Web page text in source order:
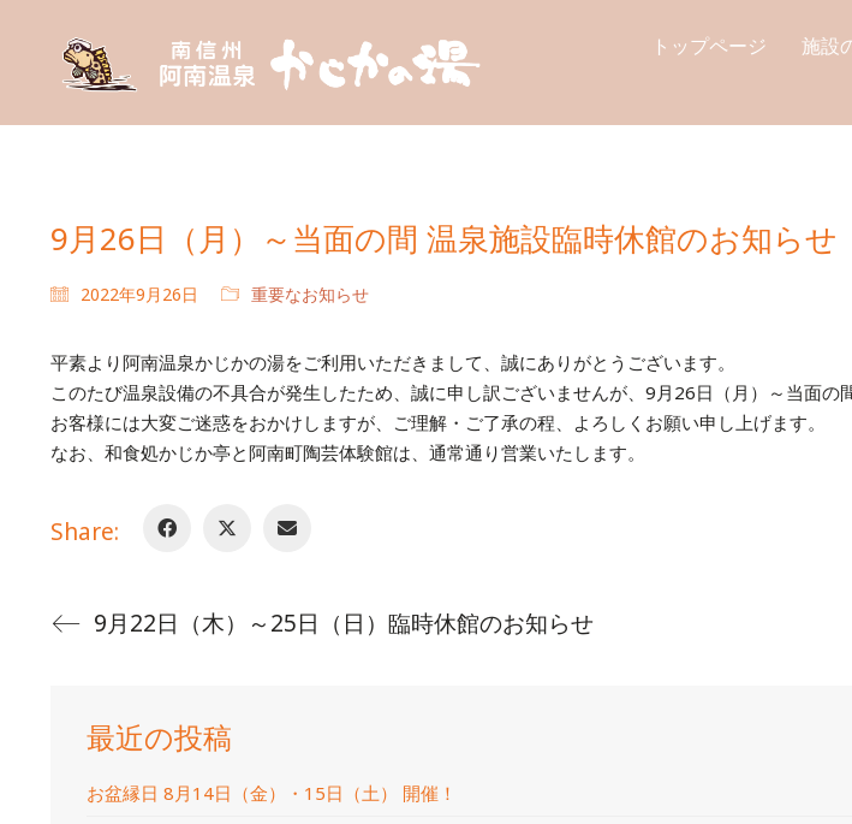
トップページ 施設
9月26日（月）～当面の間 温泉施設臨時休館のお知らせ
2022年9月26日 重要なお知らせ
平素より阿南温泉かじかの湯をご利用いただきまして、誠にありがとうございます。
このたび温泉設備の不具合が発生したため、誠に申し訳ございませんが、9月26日（月）～当面の
お客様には大変ご迷惑をおかけしますが、ご理解・ご了承の程、よろしくお願い申し上げます。
なお、和食処かじか亭と阿南町陶芸体験館は、通常通り営業いたします。
Share:
9月22日（木）～25日（日）臨時休館のお知らせ
最近の投稿
お盆縁日 8月14日（金）・15日（土） 開催！